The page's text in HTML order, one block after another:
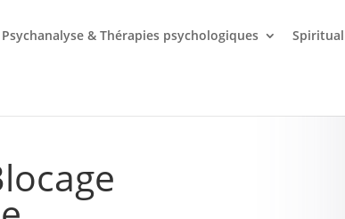
Psychanalyse & Thérapies psychologiques